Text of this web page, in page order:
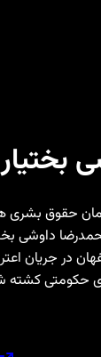
در جریان
حکومتی کشتە